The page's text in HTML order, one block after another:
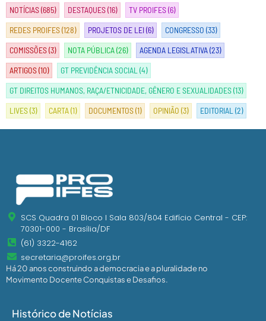
NOTÍCIAS(685) DESTAQUES(16) TV PROIFES(6)
REDES PROIFES(128) PROJETOS DE LEI(6) CONGRESSO (33)
COMISSÕES(3) NOTA PÚBLICA(26) AGENDA LEGISLATIVA(23)
ARTIGOS(10) GT PREVIDÊNCIA SOCIAL (4)
GT DIREITOS HUMANOS, RAÇA/ETNICIDADE, GÊNERO E SEXUALIDADES(13)
LIVES(3) CARTA(1) DOCUMENTOS(1) OPINIÃO (3) EDITORIAL (2)
SCS Quadra 01 Bloco I Sala 803/804 Edifício Central - CEP:
70301-000 - Brasília/DF
(61) 3322-4162
secretaria@proifes.org.br
Há 20 anos construindo a democracia e a pluralidade no
Movimento Docente Conquistas e Desafios.
Histórico de Notícias